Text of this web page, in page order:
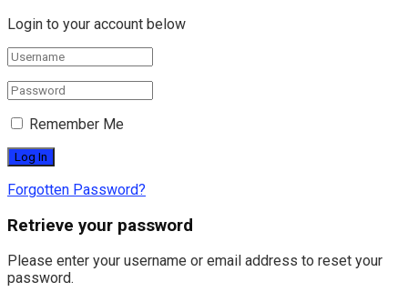
Login to your account below
Remember Me
Forgotten Password?
Retrieve your password
Please enter your username or email address to reset your
password.